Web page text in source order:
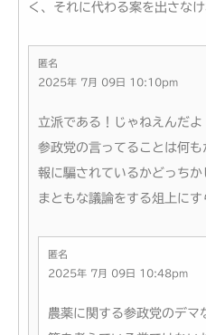
く、それに代わる案を出さなけ
匿名
2025年 7月 09日 10:10pm
立派である！じゃねえんだよ
参政党の言ってることは何
報に騙されているかどっちか
まともな議論をする俎上に
匿名
2025年 7月 09日 10:48pm
農薬に関する参政党のデマ